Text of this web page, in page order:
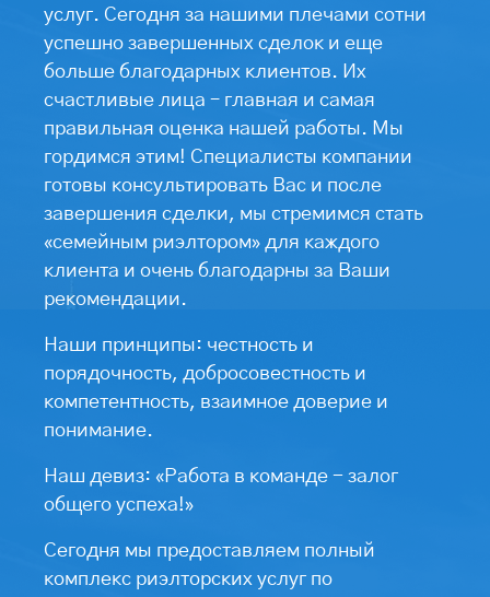
услуг. Сегодня за нашими плечами сотни
успешно завершенных сделок и еще
больше благодарных клиентов. Их
счастливые лица – главная и самая
правильная оценка нашей работы. Мы
гордимся этим! Специалисты компании
готовы консультировать Вас и после
завершения сделки, мы стремимся стать
«семейным риэлтором» для каждого
клиента и очень благодарны за Ваши
рекомендации.
Наши принципы: честность и
порядочность, добросовестность и
компетентность, взаимное доверие и
понимание.
Наш девиз: «Работа в команде - залог
общего успеха!»
Сегодня мы предоставляем полный
комплекс риэлторских услуг по